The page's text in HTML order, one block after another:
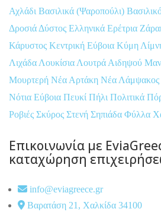
Αχλάδι Βασιλικά (Ψαροπούλι)
Δροσιά Δύστος Ελληνικά Ερέτρια
Κάρυστος Κεντρική Εύβοια Κύμη
Λιχάδα Λουκίσια Λουτρά Αιδηψού
Μουρτερή Νέα Αρτάκη Νέα Λάμψακος
Νότια Εύβοια Πευκί Πήλι Πολιτικά
Ροβιές Σκύρος Στενή Σηπιάδα Φύλλα
Επικοινωνία με
καταχώρηση
info@eviagreece.gr
Βαρατάση 21, Χαλκίδα 34100